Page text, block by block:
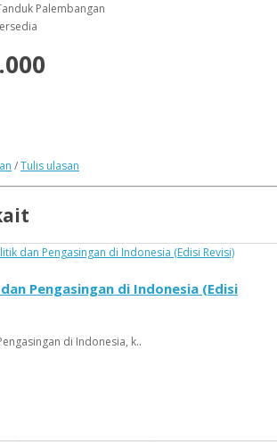
Palembangan
/Tulis ulasan
Pengasingan di Indonesia (Edisi
di Indonesia, k..